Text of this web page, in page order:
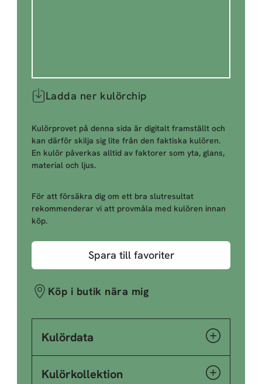
Ladda ner kulörchip
Kulörprovet på denna sida är digitalt framställt och
kan därför skilja sig lite från den faktiska kulören.
En kulör påverkas alltid av faktorer som yta, glans,
material och ljus.
För att försäkra dig om ett bra slutresultat
rekommenderar vi att provmåla med kulören innan
köp.
Spara till favoriter
Köp i butik nära mig
Kulördata
Kulörkollektion